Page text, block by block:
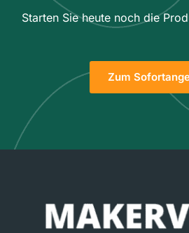
Starten Sie heute noch die
Zum